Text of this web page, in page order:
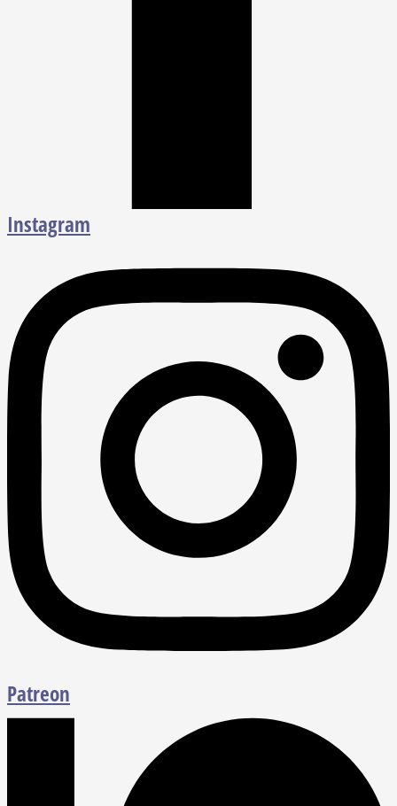
Instagram
Patreon